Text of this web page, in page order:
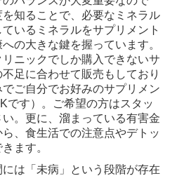
知ることで、必要なミネラル
いるミネラルをサプリメント
の大きな鍵を握っています。
ニックでしか購入できないサ
足に合わせて販売もしており
ご自分でお好みのサプリメン
です）。ご希望の方はスタッ
。更に、溜まっている有害金
、食生活での注意点やデトッ
ます。
は「未病」という段階が存在